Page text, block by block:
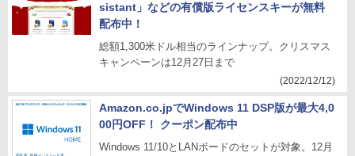
sistant」などの有償版ライセンスキーが無料
配布中！
総額1,300米ドル相当のラインナップ。クリスマス
キャンペーンは12月27日まで
(2022/12/12)
Amazon.co.jpでWindows 11 DSP版が最大4,0
00円OFF！ クーポン配布中
Windows 11/10とLANボードのセットが対象。12月